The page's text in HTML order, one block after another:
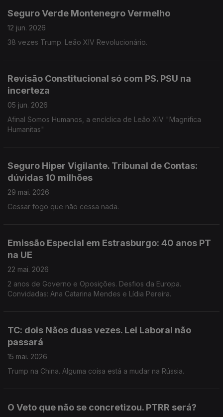
Seguro Verde Montenegro Vermelho
12 jun. 2026
38 vezes Trump. Leão XIV Revolucionário.
Revisão Constitucional só com PS. PSU na
incerteza
05 jun. 2026
Afinal Somos Humanos, a encíclica de Leão XIV "Magnifica
Humanitas"
Seguro Hiper Vigilante. Tribunal de Contas:
dúvidas 10 milhões
29 mai. 2026
Cessar fogo que não cessa nada.
Emissão Especial em Estrasburgo: 40 anos PT
na UE
22 mai. 2026
2 anos de Governo e Oposições. Desfios da Europa.
Convidadas: Ana Catarina Mendes e Lídia Pereira.
TC: dois Nãos duas vezes. Lei Laboral não
passará
15 mai. 2026
Trump na China. Alguma coisa está a mudar na Rússia.
O Veto que não se concretizou. PTRR será?